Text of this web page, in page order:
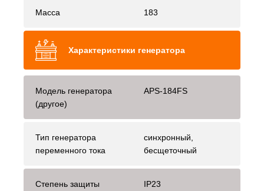
Масса 183
Характеристики генератора
Модель генератора
(другое)
APS-184FS
Тип генератора
переменного тока
синхронный,
бесщеточный
Степень защиты IP23